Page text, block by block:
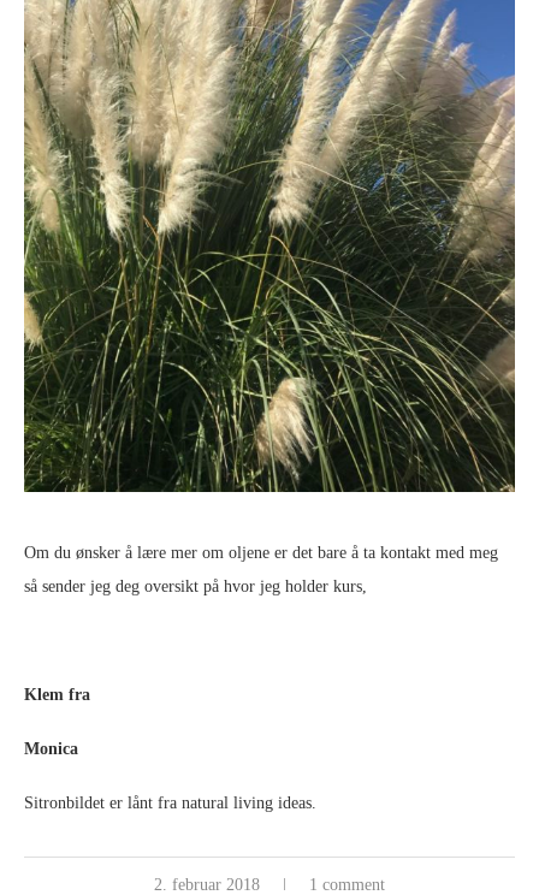
Om du ønsker å lære mer om oljene er det bare å ta kontakt med meg
så sender jeg deg oversikt på hvor jeg holder kurs,
Klem fra
Monica
Sitronbildet er lånt fra natural living ideas.
2. februar 2018 1 comment